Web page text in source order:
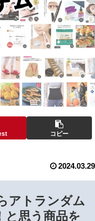
コピー
2024.03.29
アトランダム
と思う商品を